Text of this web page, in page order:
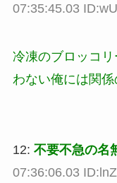
07:35:45.03
冷凍のブロッコ
わない俺には関
12: 不要不急の名
07:36:06.03